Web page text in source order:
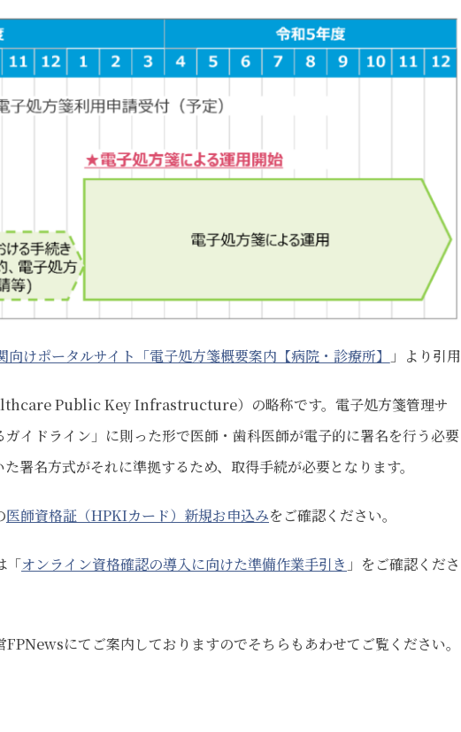
向けポータルサイト「電子処方箋概要案内【病院・診療所】 」より引用
Public Key Infrastructure）の略称です。電子処方箋管理サ
イドライン」に則った形で医師・歯科医師が電子的に署名を行う必要
署名方式がそれに準拠するため、取得手続が必要となります。
医師資格証（HPKIカード）新規お申込みをご確認ください。
「オンライン資格確認の導入に向けた準備作業手引き 」をご確認くださ
にてご案内しておりますのでそちらもあわせてご覧ください。